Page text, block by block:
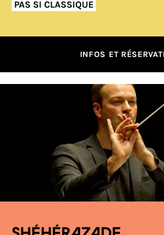
PAS SI CLASSIQUE
INFOS ET